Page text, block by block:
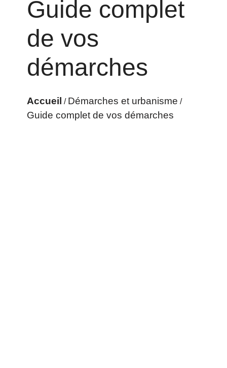
Guide complet
de vos
démarches
Accueil / Démarches et urbanisme /
Guide complet de vos démarches